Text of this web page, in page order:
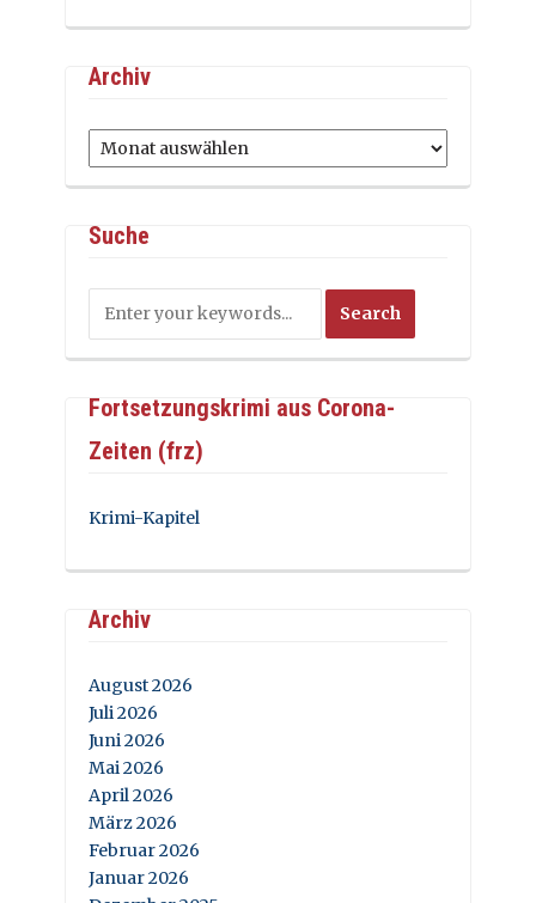
Archiv
Archiv
Suche
Fortsetzungskrimi aus Corona-
Zeiten (frz)
Krimi-Kapitel
Archiv
August 2026
Juli 2026
Juni 2026
Mai 2026
April 2026
März 2026
Februar 2026
Januar 2026